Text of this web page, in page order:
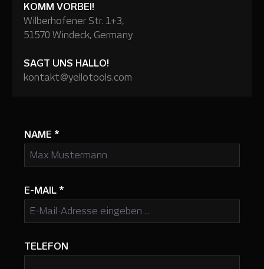
KOMM VORBEI!
Wilberhofener Str. 1+3,
51570 Windeck, Germany
SAGT UNS HALLO!
kontakt@yellotools.com
NAME *
E-MAIL *
TELEFON